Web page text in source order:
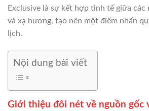
Exclusive là sự kết hợp tinh tế giữa các
và xạ hương, tạo nên một điểm nhấn
lịch.
Nội dung bài viết
Giới thiệu đôi nét về nguồn gốc